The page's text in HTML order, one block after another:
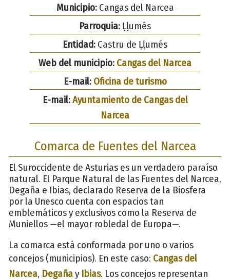
Municipio:Cangas del Narcea
Parroquia: Ḷḷumés
Entidad: Castru de Ḷḷumés
Web del municipio: Cangas del Narcea
E-mail: Oficina de turismo
E-mail:Ayuntamiento de Cangas del
Narcea
Comarca de Fuentes del Narcea
El Suroccidente de Asturias es un verdadero paraíso
natural. El Parque Natural de las Fuentes del Narcea,
Degaña e Ibias, declarado Reserva de la Biosfera
por la Unesco cuenta con espacios tan
emblemáticos y exclusivos como la Reserva de
Muniellos —el mayor robledal de Europa—.
La comarca está conformada por uno o varios
concejos (municipios). En este caso: Cangas del
Narcea, Degañay Ibias. Los concejos representan